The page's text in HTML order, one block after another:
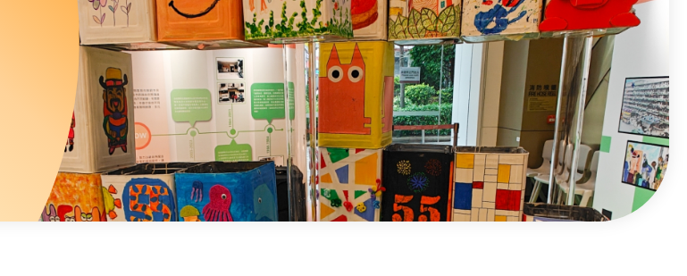
我们的伙伴
捐款方法
加入义工
支持我们
新闻稿及媒体报导
年报
会讯及刊物
财务报告
资源中心
活动焦点
活动报名
最新动向